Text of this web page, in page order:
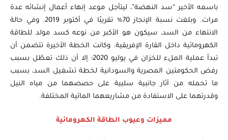
باسمه الأخير “سد النهضة”، ليتأجل موعد إنهاء أعمال إنشائه عدة
مرات. وبلغت نسبة الإنجاز 70% تقريبًا في أكتوبر 2019. وفي حالة
الانتهاء من السد، سيكون هو الأكبر من نوعه كسد مولد للطاقة
الكهرومائية داخل القارة الإفريقية. وكانت الخطة الأخيرة تتضمن أن
تبدأ عملية الملء للخزان في يوليو 2020؛ إلا أن ذلك تعطّل بسبب
رفض الحكومتين المصرية والسودانية لخطة تشغيل السد، بسبب
ما تحمله من آثار جانبية سلبية على حصصهما من مياه النيل
وقدرتهما على الاستفادة من مشاريعهما المائية المختلفة.
مميزات وعيوب الطاقة الكهرومائية